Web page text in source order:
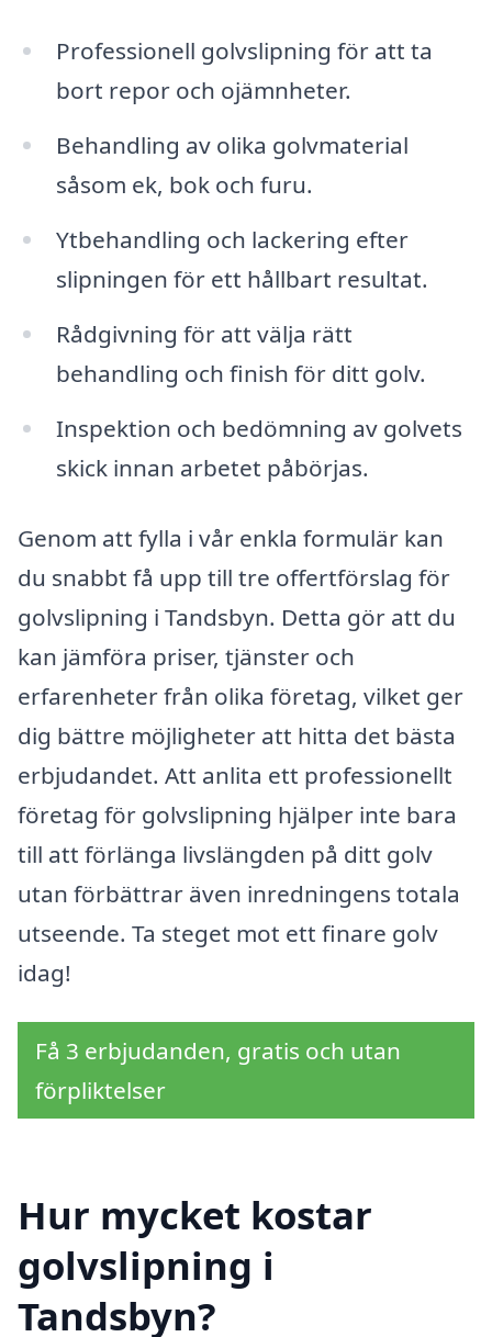
Professionell golvslipning för att ta
bort repor och ojämnheter.
Behandling av olika golvmaterial
såsom ek, bok och furu.
Ytbehandling och lackering efter
slipningen för ett hållbart resultat.
Rådgivning för att välja rätt
behandling och finish för ditt golv.
Inspektion och bedömning av golvets
skick innan arbetet påbörjas.
Genom att fylla i vår enkla formulär kan
du snabbt få upp till tre offertförslag för
golvslipning i Tandsbyn. Detta gör att du
kan jämföra priser, tjänster och
erfarenheter från olika företag, vilket ger
dig bättre möjligheter att hitta det bästa
erbjudandet. Att anlita ett professionellt
företag för golvslipning hjälper inte bara
till att förlänga livslängden på ditt golv
utan förbättrar även inredningens totala
utseende. Ta steget mot ett finare golv
idag!
Få 3 erbjudanden, gratis och utan
förpliktelser
Hur mycket kostar
golvslipning i
Tandsbyn?